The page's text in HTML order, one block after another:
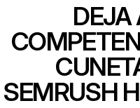
DEJA
SEMRUSH